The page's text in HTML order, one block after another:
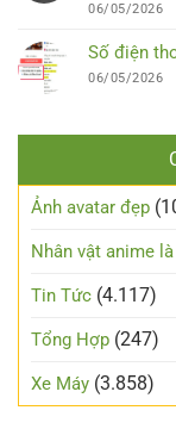
06/05/2026
Số điện
06/05/2026
Ảnh avatar đẹp
Nhân vật anime
Tin Tức (4.117)
Tổng Hợp (247)
Xe Máy (3.858)